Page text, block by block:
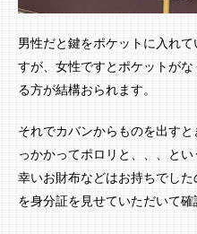
男性だと鍵をポケットに入れ
すが、女性ですとポケットが
る方が結構おられます。
それでカバンからものを出すと
っかかってポロリと、、、とい
幸いお財布などはお持ちでし
を身分証を見せていただいて確